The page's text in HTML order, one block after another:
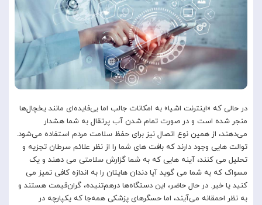
در حالی که «اینترنت اشیا» به امکانات جالب اما بی‌فایده‌ای مانند یخچال‌ها
منجر شده است و در صورت تمام شدن آب پرتقال به شما هشدار
می‌دهند، از همین نوع اتصال نیز برای حفظ سلامت مردم استفاده می‌شود.
توالت هایی وجود دارند که بافت های شما را از نظر علائم سرطان تجزیه و
تحلیل می کنند، آینه هایی که به شما گزارش سلامتی می دهند و یک
مسواک که به شما می گوید آیا دندان هایتان را به اندازه کافی تمیز می
کنید یا خیر. در حال حاضر، این دستگاه‌ها درهم‌تنیده، گران‌قیمت هستند و
به نظر احمقانه می‌آیند، اما حسگرهای پزشکی همه‌جا که یکپارچه در